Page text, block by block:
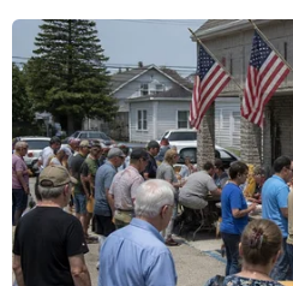
#Realtime RT-PCR #COVID-19
Theo dõi VietnamPlus